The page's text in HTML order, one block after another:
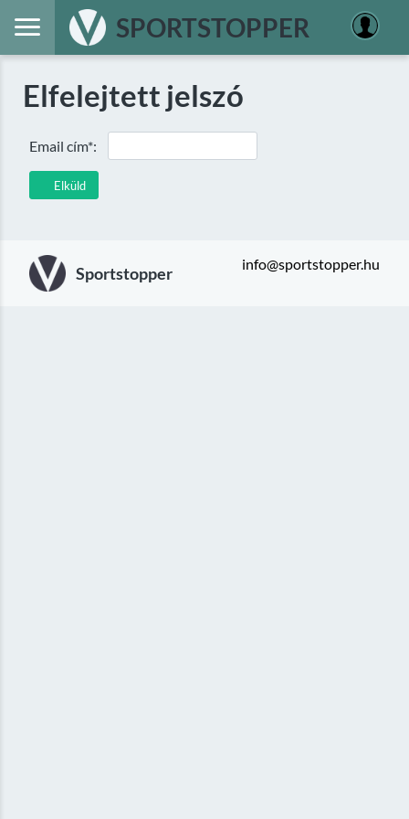
SPORTSTOPPER
Elfelejtett jelszó
Elküld
Email cím*:
Sportstopper info@sportstopper.hu